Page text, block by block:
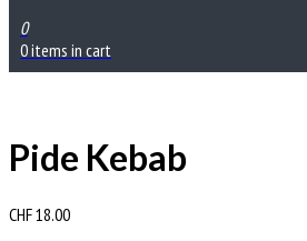
0
0 items in cart
Pide Kebab
CHF18.00